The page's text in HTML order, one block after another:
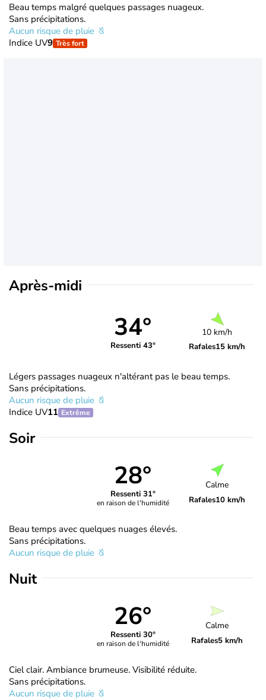
Beau temps malgré quelques passages nuageux.
Sans précipitations.
Aucun risque de pluie
Indice UV9 Très fort
Après-midi
34°
Ressenti 43°
10 km/h
Rafales15 km/h
Légers passages nuageux n'altérant pas le beau temps.
Sans précipitations.
Aucun risque de pluie
Indice UV11 Extrême
Soir
28°
Ressenti 31°
en raison de l'humidité
Calme
Rafales10 km/h
Beau temps avec quelques nuages élevés.
Sans précipitations.
Aucun risque de pluie
Nuit
26°
Ressenti 30°
en raison de l'humidité
Calme
Rafales5 km/h
Ciel clair. Ambiance brumeuse. Visibilité réduite.
Sans précipitations.
Aucun risque de pluie